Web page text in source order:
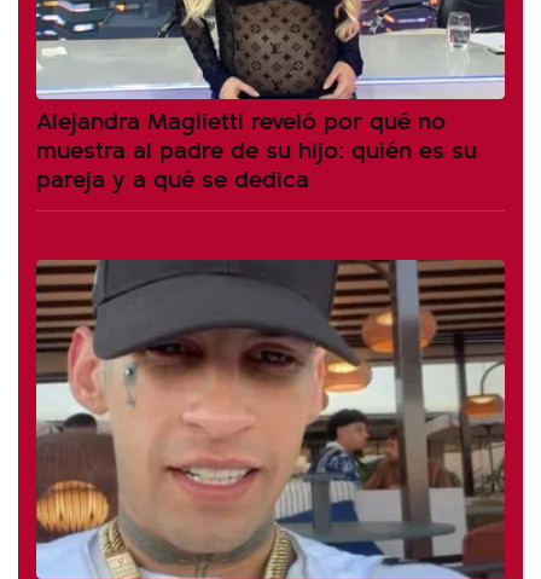
Alejandra Maglietti reveló por qué no
muestra al padre de su hijo: quién es su
pareja y a qué se dedica